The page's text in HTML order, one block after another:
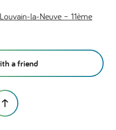
la-Neuve – 11ème
a friend